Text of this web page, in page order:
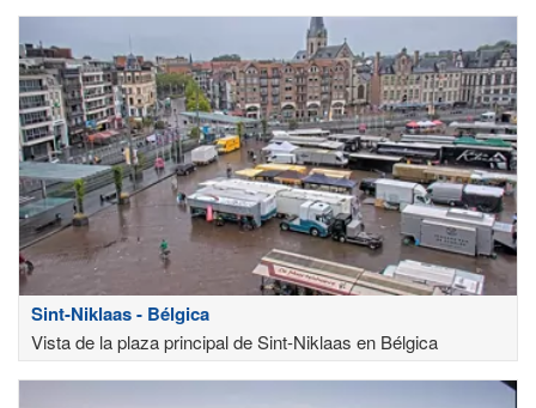
Sint-Niklaas - Bélgica
Vista de la plaza principal de Sint-Niklaas en Bélgica